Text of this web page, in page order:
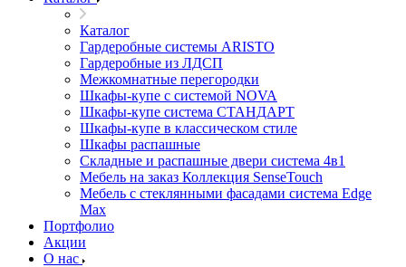
Каталог
Гардеробные системы ARISTO
Гардеробные из ЛДСП
Межкомнатные перегородки
Шкафы-купе с системой NOVA
Шкафы-купе система СТАНДАРТ
Шкафы-купе в классическом стиле
Шкафы распашные
Складные и распашные двери система 4в1
Мебель на заказ Коллекция SenseTouch
Мебель с стеклянными фасадами система Edge
Max
Портфолио
Акции
О нас